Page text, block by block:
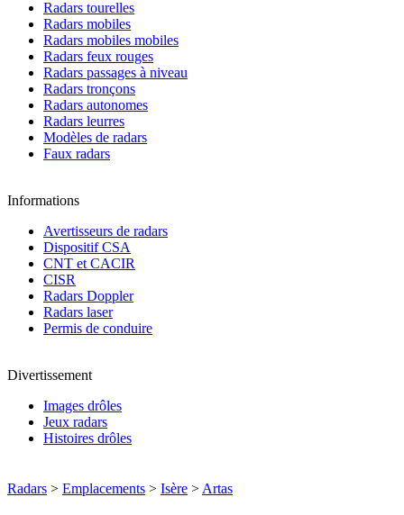
Radars tourelles
Radars mobiles
Radars mobiles mobiles
Radars feux rouges
Radars passages à niveau
Radars tronçons
Radars autonomes
Radars leurres
Modèles de radars
Faux radars
Informations
Avertisseurs de radars
Dispositif CSA
CNT et CACIR
CISR
Radars Doppler
Radars laser
Permis de conduire
Divertissement
Images drôles
Jeux radars
Histoires drôles
Radars > Emplacements > Isère > Artas